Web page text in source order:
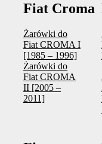
Fiat Croma
Żarówki do
Fiat CROMA I
[1985 – 1996]
Żarówki do
Fiat CROMA
II [2005 –
2011]